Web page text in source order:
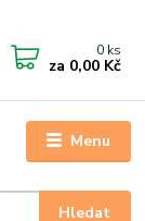
Menu
Hledat
0 ks
za 0,00 Kč